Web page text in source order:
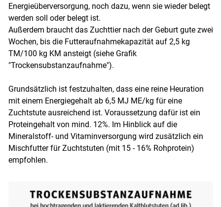
Energieüberversorgung, noch dazu, wenn sie wieder belegt
werden soll oder belegt ist.
Außerdem braucht das Zuchttier nach der Geburt gute zwei
Wochen, bis die Futteraufnahmekapazität auf 2,5 kg
TM/100 kg KM ansteigt (siehe Grafik
"Trockensubstanzaufnahme").
Grundsätzlich ist festzuhalten, dass eine reine Heuration
mit einem Energiegehalt ab 6,5 MJ ME/kg für eine
Zuchtstute ausreichend ist. Voraussetzung dafür ist ein
Proteingehalt von mind. 12%. Im Hinblick auf die
Mineralstoff- und Vitaminversorgung wird zusätzlich ein
Mischfutter für Zuchtstuten (mit 15 - 16% Rohprotein)
empfohlen.